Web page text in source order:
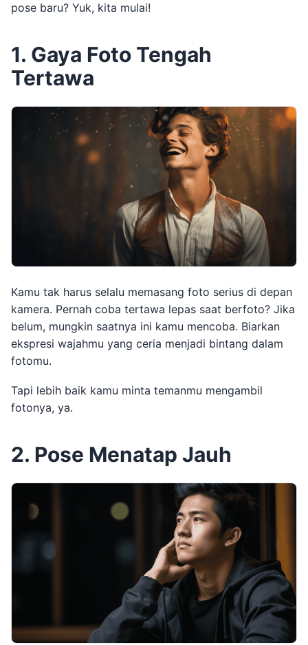
pose baru? Yuk, kita mulai!
1. Gaya Foto Tengah
Tertawa
Kamu tak harus selalu memasang foto serius di depan
kamera. Pernah coba tertawa lepas saat berfoto? Jika
belum, mungkin saatnya ini kamu mencoba. Biarkan
ekspresi wajahmu yang ceria menjadi bintang dalam
fotomu.
Tapi lebih baik kamu minta temanmu mengambil
fotonya, ya.
2. Pose Menatap Jauh